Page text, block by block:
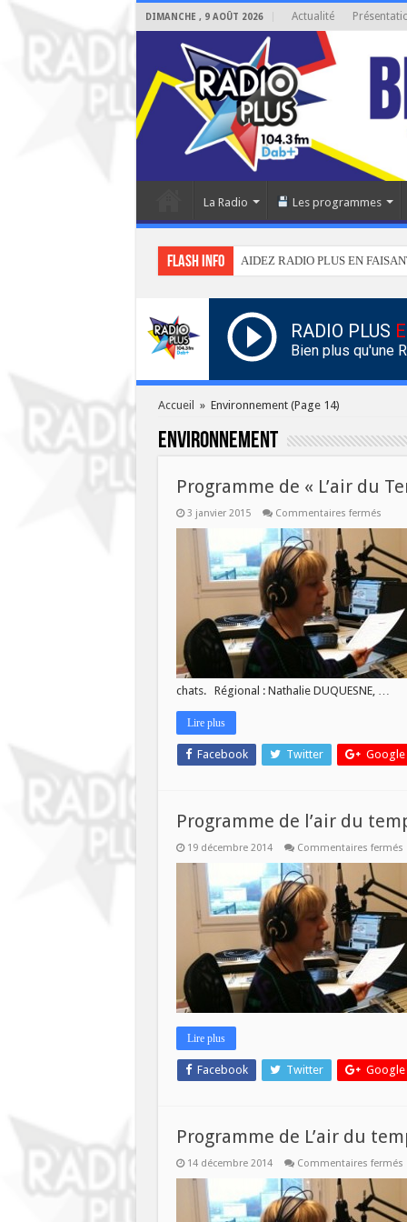
DIMANCHE , 9 AOÛT 2026 Actualité
La Radio Les programmes
Flash info AIDEZ RADIO PLUS EN
RADIO PLUS
Bien plus qu'une
Accueil » Environnement(Page 14)
Environnement
Programme de « L’air du
3 janvier 2015 Commentaires ferméssur
« L’air
du
de
ce
Lundi
05
Janvier
chats. Régional : Nathalie DUQUESNE, …
Lire plus
Facebook Twitter Google
Programme de l’air du
19 décembre 2014 Commentaires fermés
Lire plus
Facebook Twitter Google
Programme de L’air du
14 décembre 2014 Commentaires fermés